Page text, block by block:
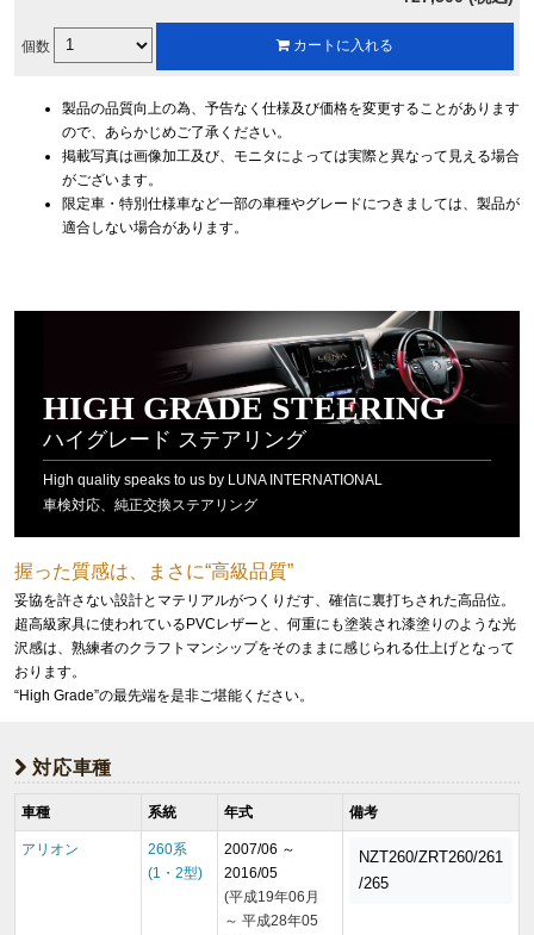
個数 カートに入れる
製品の品質向上の為、予告なく仕様及び価格を変更することがあります
ので、あらかじめご了承ください。
掲載写真は画像加工及び、モニタによっては実際と異なって見える場合
がございます。
限定車・特別仕様車など一部の車種やグレードにつきましては、製品が
適合しない場合があります。
HIGH GRADE STEERING
ハイグレード ステアリング
High quality speaks to us by LUNA INTERNATIONAL
車検対応、純正交換ステアリング
握った質感は、まさに“高級品質”
妥協を許さない設計とマテリアルがつくりだす、確信に裏打ちされた高品位。
超高級家具に使われているPVCレザーと、何重にも塗装され漆塗りのような光
沢感は、熟練者のクラフトマンシップをそのままに感じられる仕上げとなって
おります。
“High Grade”の最先端を是非ご堪能ください。
対応車種
車種 系統 年式 備考
アリオン
260系
(1・2型)
2007/06 ～
2016/05
(平成19年06月
～ 平成28年05
NZT260/ZRT260/261
/265